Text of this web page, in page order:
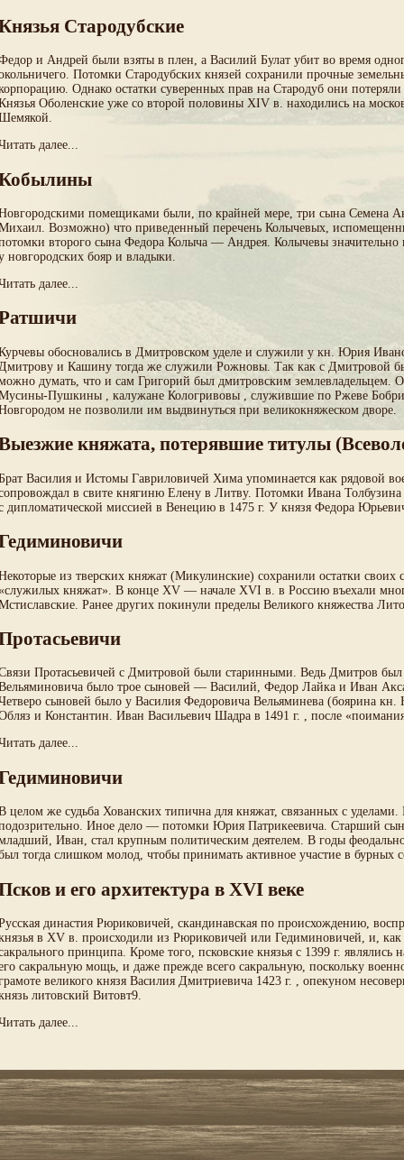
Стародубские
и Андрей были взяты в плен, а Василий Булат убит во время
Потомки Стародубских князей сохранили прочные
Однако остатки суверенных прав на Стародуб они
Оболенские уже со второй половины XIV в. находились на
далее...
помещиками были, по крайней мере, три сына Семена
Возможно) что приведенный перечень Колычевых,
второго сына Федора Колыча — Андрея. Колычевы
новгородских бояр и владыки.
далее...
обосновались в Дмитровском уделе и служили у кн. Юрия
и Кашину тогда же служили Рожновы. Так как с Дмитровой
думать, что и сам Григорий был дмитровским землевладельцем.
Пушкины , калужане Кологривовы , служившие по Ржеве
не позволили им выдвинуться при великокняжеском дворе.
княжата, потерявшие титулы
Василия и Истомы Гавриловичей Хима упоминается как рядовой
в свите княгиню Елену в Литву. Потомки Ивана
дипломатической миссией в Венецию в 1475 г. У князя Федора
из тверских княжат (Микулинские) сохранили остатки
княжат». В конце XV — начале XVI в. в Россию въехали
Ранее других покинули пределы Великого княжества
Протасьевичей с Дмитровой были старинными. Ведь Дмитров
было трое сыновей — Василий, Федор Лайка и Иван
сыновей было у Василия Федоровича Вельяминева (боярина
и Константин. Иван Васильевич Шадра в 1491 г. , после
далее...
целом же судьба Хованских типична для княжат, связанных с
Иное дело — потомки Юрия Патрикеевича. Старший
Иван, стал крупным политическим деятелем. В годы
тогда слишком молод, чтобы принимать активное участие в бурных
и его архитектура в XVI веке
династия Рюриковичей, скандинавская по происхождению,
в XV в. происходили из Рюриковичей или Гедиминовичей, и, как
принципа. Кроме того, псковские князья с 1399 г.
сакральную мощь, и даже прежде всего сакральную, поскольку
великого князя Василия Дмитриевича 1423 г. , опекуном
литовский Витовт9.
далее...